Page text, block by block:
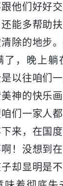
他们好好
能多帮助
除的地步
了，晚上躺
以往咱们
神的快乐
们一家人
来，在国
！没想到
却显明是